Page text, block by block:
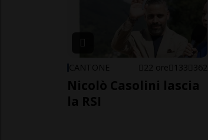
CANTONE 22 ore 133 362
Nicolò Casolini lascia
la RSI